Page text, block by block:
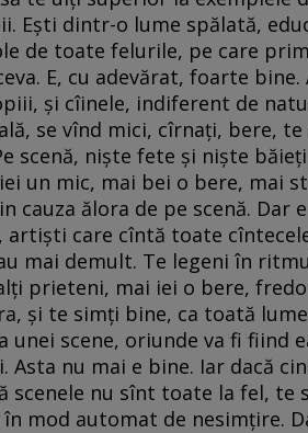
Ești dintr-o lume spălată,
de toate felurile, pe care
E, cu adevărat, foarte
și cîinele, indiferent de
se vînd mici, cîrnați, bere,
scenă, niște fete și niște
un mic, mai bei o bere, mai
cauza ălora de pe scenă.
artiști care cîntă toate
mai demult. Te legeni în
prieteni, mai iei o bere,
și te simți bine, ca toată
unei scene, oriunde va fi fiind
Asta nu mai e bine. Iar dacă
scenele nu sînt toate la fel,
mod automat de nesimțire.